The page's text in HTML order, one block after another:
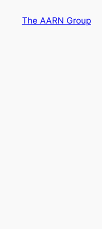
The AARN Group